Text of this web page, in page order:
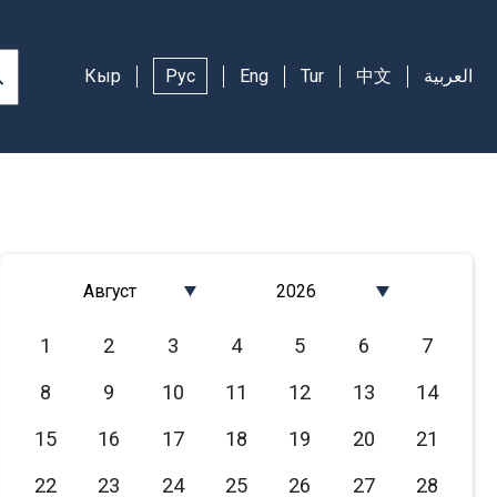
Кыр Рус Eng Tur 中文 العربية
Август
Март
Апрель
2026
2024
2023
1 2 3 4 5 6
7
8
9 10 11 12 13
14
15
16 17 18 19 20
21
22
23 24 25 26 27
28